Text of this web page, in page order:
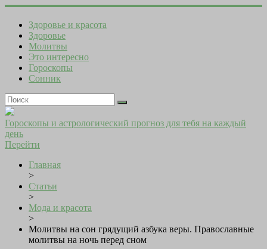
Здоровье и красота
Здоровье
Молитвы
Это интересно
Гороскопы
Сонник
Гороскопы и астрологический прогноз для тебя на каждый
день
Перейти
Главная
>
Статьи
>
Мода и красота
>
Молитвы на сон грядущий азбука веры. Православные
молитвы на ночь перед сном